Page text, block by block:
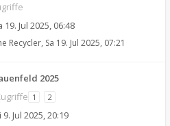
19. Jul 2025, 06:48
Recycler, Sa 19. Jul 2025, 07:21
2025
1 2
9. Jul 2025, 20:19